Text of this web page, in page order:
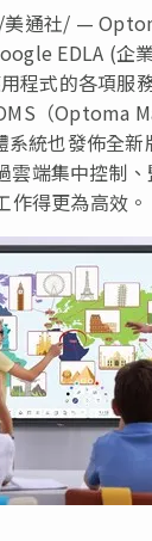
/美通社/ —
EDLA (企
程式的各項服
（Optoma
統也發佈全新
雲端集中控制
作得更為高效。